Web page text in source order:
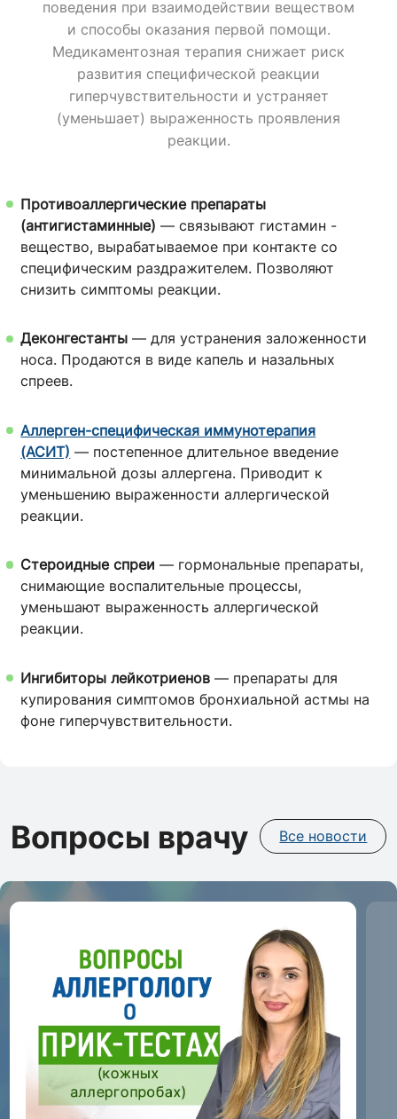
поведения при взаимодействии веществом
и способы оказания первой помощи.
Медикаментозная терапия снижает риск
развития специфической реакции
гиперчувствительности и устраняет
(уменьшает) выраженность проявления
реакции.
Противоаллергические препараты
(антигистаминные) — связывают гистамин -
вещество, вырабатываемое при контакте со
специфическим раздражителем. Позволяют
снизить симптомы реакции.
Деконгестанты — для устранения заложенности
носа. Продаются в виде капель и назальных
спреев.
Аллерген-специфическая иммунотерапия
(АСИТ) — постепенное длительное введение
минимальной дозы аллергена. Приводит к
уменьшению выраженности аллергической
реакции.
Стероидные спреи — гормональные препараты,
снимающие воспалительные процессы,
уменьшают выраженность аллергической
реакции.
Ингибиторы лейкотриенов — препараты для
купирования симптомов бронхиальной астмы на
фоне гиперчувствительности.
Вопросы врачу Все новости